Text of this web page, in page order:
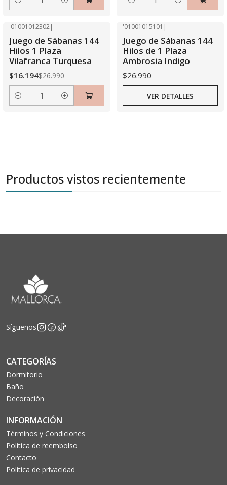
Cantidad Cantidad
'01001012302|
Juego de Sábanas 144
Hilos 1 Plaza
Vilafranca Turquesa
$16.194$26.990
Cantidad
'01001015101 |
Juego de Sábanas 144
Hilos de 1 Plaza
Ambrosia Indigo
$26.990
VER DETALLES
Productos vistos recientemente
Síguenos
CATEGORÍAS
Dormitorio
Baño
Decoración
INFORMACIÓN
Términos y Condiciones
Política de reembolso
Contacto
Política de privacidad